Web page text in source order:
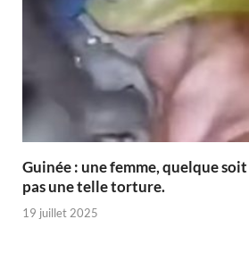
Guinée : une femme, quelque
pas une telle torture.
19 juillet 2025